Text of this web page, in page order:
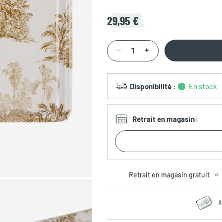
29,95 €
Disponibilité : En stock
Retrait en magasin:
Retrait en magasin gratuit